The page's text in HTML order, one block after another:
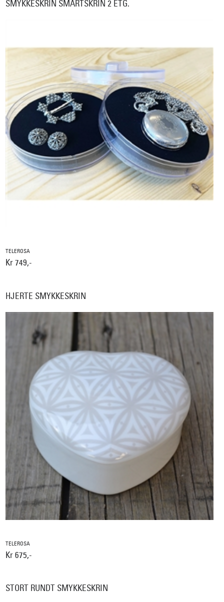
SMYKKESKRIN SMARTSKRIN 2 ETG.
TELEROSA
Kr 749,-
HJERTE SMYKKESKRIN
TELEROSA
Kr 675,-
STORT RUNDT SMYKKESKRIN